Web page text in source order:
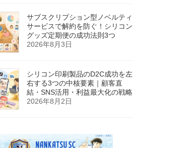
サブスクリプション型ノベルティ
サービスで解約を防ぐ！シリコン
グッズ定期便の成功法則3つ
2026年8月3日
シリコン印刷製品のD2C成功を左
右する3つの中核要素｜顧客直
結・SNS活用・利益最大化の戦略
2026年8月2日